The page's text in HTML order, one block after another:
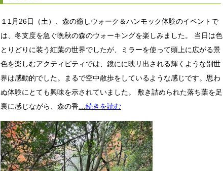
１1月26日（土）、森の癒しウォーク＆ハンモック体験のイベントで
は、冬支度を急ぐ晩秋の森のウォーキングを楽しみました。 当日は色
とりどりに装う紅葉の世界でしたが、ミラーを使って頭上に広がる景
色を楽しむアクティビティでは、鏡にに映リ出される輝くような別世
界は感動的でした。まるで空中散歩をしているような感じです。思わ
ぬ体験にとても興味を示されていました。 敷き詰められた落ち葉を足
裏に感じながら、森の香 …続きを読む